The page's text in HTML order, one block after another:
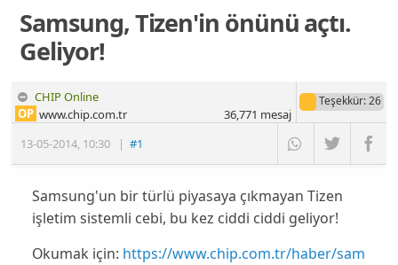
Samsung, Tizen'in önünü açtı.
Geliyor!
CHIP Online
13-05-2014, 10:30 |#1
OP www.chip.com.tr
Teşekkür: 26
36,771 mesaj
Samsung'un bir türlü piyasaya çıkmayan Tizen
işletim sistemli cebi, bu kez ciddi ciddi geliyor!
Okumak için: https://www.chip.com.tr/haber/sam